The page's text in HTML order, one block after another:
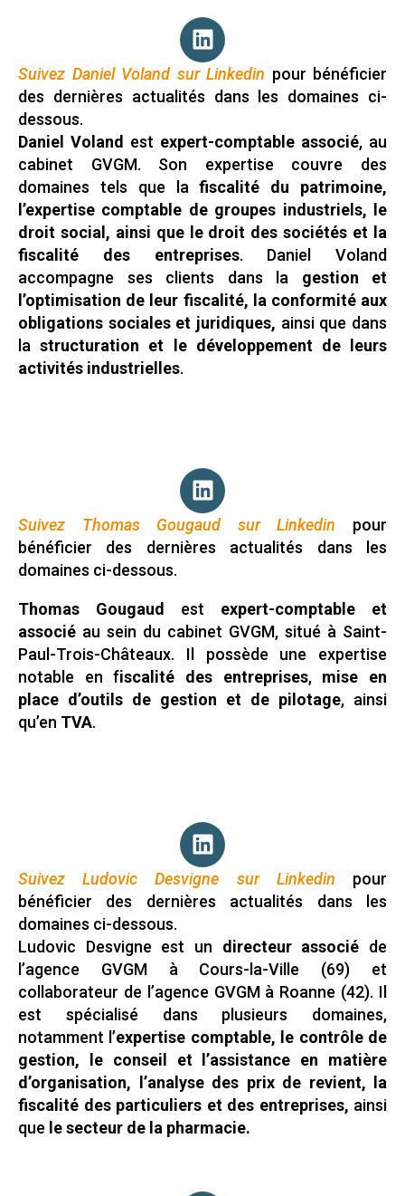
Suivez Daniel Voland sur Linkedin pour bénéficier
des dernières actualités dans les domaines ci-
dessous.
Daniel Voland est expert-comptable associé, au
cabinet GVGM. Son expertise couvre des
domaines tels que lafiscalité du patrimoine,
l’expertise comptable de groupes industriels, le
droit social, ainsi que le droit des sociétés et la
fiscalité des entreprises. Daniel Voland
accompagne ses clients dans la gestion et
l’optimisation de leur fiscalité, la conformité aux
obligations sociales et juridiques, ainsi que dans
la structuration et le développement de leurs
activités industrielles.
Suivez Thomas Gougaud sur Linkedin pour
bénéficier des dernières actualités dans les
domaines ci-dessous.
Thomas Gougaud est expert-comptable et
associé au sein du cabinet GVGM, situé à Saint-
Paul-Trois-Châteaux. Il possède une expertise
notable en fiscalité des entreprises, mise en
place d’outils de gestion et de pilotage, ainsi
qu’en TVA.
Suivez Ludovic Desvigne sur Linkedin pour
bénéficier des dernières actualités dans les
domaines ci-dessous.
Ludovic Desvigne est un directeur associé de
l’agence GVGM à Cours-la-Ville (69) et
collaborateur de l’agence GVGM à Roanne (42). Il
est spécialisé dans plusieurs domaines,
notamment l’expertise comptable, le contrôle de
gestion, le conseil et l’assistance en matière
d’organisation, l’analyse des prix de revient, la
fiscalité des particuliers et des entreprises, ainsi
que le secteur de la pharmacie.